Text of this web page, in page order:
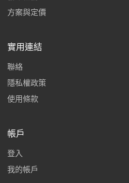
方案與定價
實用連結
聯絡
隱私權政策
使用條款
帳戶
登入
我的帳戶